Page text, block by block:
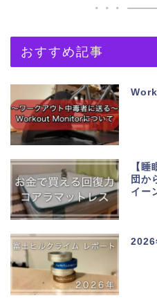
おすすめ記事
【
団か
イー
2026